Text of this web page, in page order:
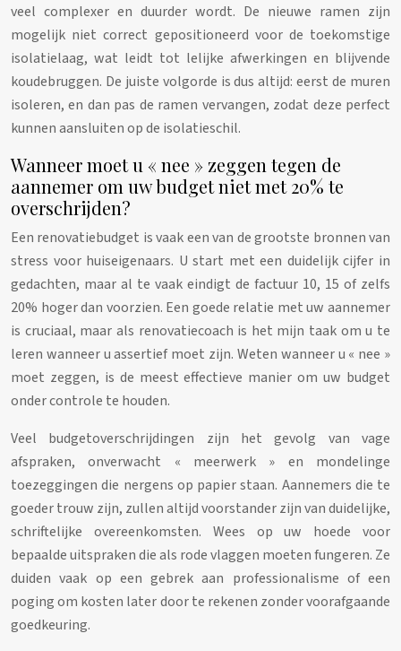
veel complexer en duurder wordt. De nieuwe ramen zijn
mogelijk niet correct gepositioneerd voor de toekomstige
isolatielaag, wat leidt tot lelijke afwerkingen en blijvende
koudebruggen. De juiste volgorde is dus altijd: eerst de muren
isoleren, en dan pas de ramen vervangen, zodat deze perfect
kunnen aansluiten op de isolatieschil.
Wanneer moet u « nee » zeggen tegen de
aannemer om uw budget niet met 20% te
overschrijden?
Een renovatiebudget is vaak een van de grootste bronnen van
stress voor huiseigenaars. U start met een duidelijk cijfer in
gedachten, maar al te vaak eindigt de factuur 10, 15 of zelfs
20% hoger dan voorzien. Een goede relatie met uw aannemer
is cruciaal, maar als renovatiecoach is het mijn taak om u te
leren wanneer u assertief moet zijn. Weten wanneer u « nee »
moet zeggen, is de meest effectieve manier om uw budget
onder controle te houden.
Veel budgetoverschrijdingen zijn het gevolg van vage
afspraken, onverwacht « meerwerk » en mondelinge
toezeggingen die nergens op papier staan. Aannemers die te
goeder trouw zijn, zullen altijd voorstander zijn van duidelijke,
schriftelijke overeenkomsten. Wees op uw hoede voor
bepaalde uitspraken die als rode vlaggen moeten fungeren. Ze
duiden vaak op een gebrek aan professionalisme of een
poging om kosten later door te rekenen zonder voorafgaande
goedkeuring.